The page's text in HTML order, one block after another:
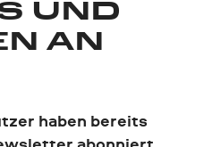
UND
AN
haben bereits